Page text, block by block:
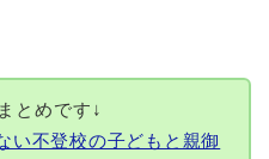
とめです↓
い不登校の子どもと親御